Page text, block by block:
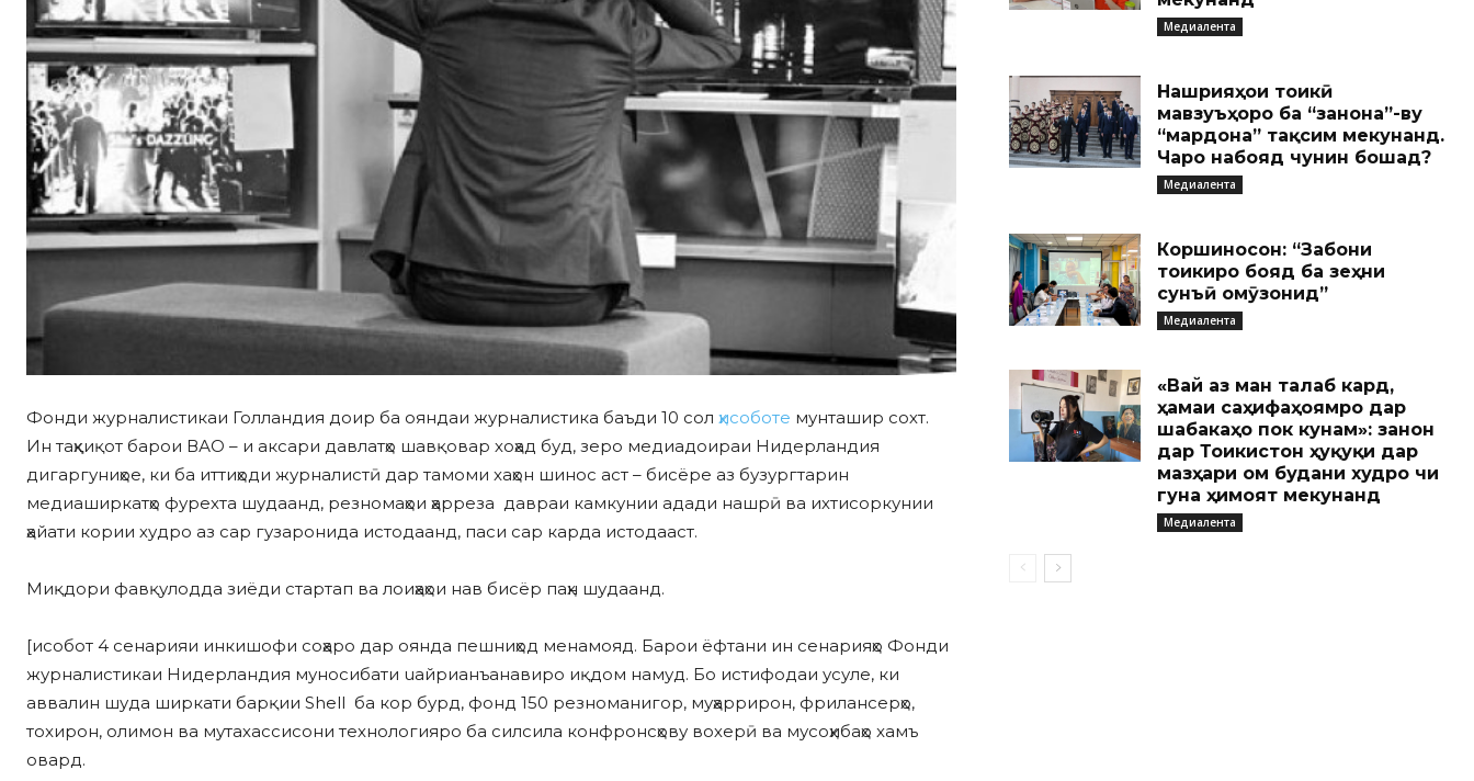
Фонди журналистикаи Голландия доир ба ояндаи журналистика баъди 10 сол ҳисоботе мунташир сохт.
Ин таҳқиқот барои ВАО – и аксари давлатҳо шавқовар хоҳад буд, зеро медиадоираи Нидерландия
дигаргуниҳое, ки ба иттиҳоди журналистӣ дар тамоми xаҳон шинос аст – бисёре аз бузургтарин
медиаширкатҳо фурeхта шудаанд, рeзномаҳои ҳаррeза давраи камкунии адади нашрӣ ва ихтисоркунии
ҳайати кории худро аз сар гузаронида истодаанд, паси сар карда истодааст.
Миқдори фавқулодда зиёди стартап ва лоиҳаҳои нав бисёр паҳн шудаанд.
[исобот 4 сенарияи инкишофи соҳаро дар оянда пешниҳод менамояд. Барои ёфтани ин сенарияҳо Фонди
журналистикаи Нидерландия муносибати uайрианъанавиро иқдом намуд. Бо истифодаи усуле, ки
аввалин шуда ширкати барқии Shell ба кор бурд, фонд 150 рeзноманигор, муҳаррирон, фрилансерҳо,
тоxирон, олимон ва мутахассисони технологияро ба силсила конфронсҳову вохeрӣ ва мусоҳибаҳо xамъ
овард.
Медиалента
Нашрияҳои тоҷикӣ
мавзуъҳоро ба “занона”-ву
“мардона” тақсим мекунанд.
Чаро набояд чунин бошад?
Медиалента
Коршиносон: “Забони
тоҷикиро бояд ба зеҳни
сунъӣ омӯзонид”
Медиалента
«Вай аз ман талаб кард,
ҳамаи саҳифаҳоямро дар
шабакаҳо пок кунам»: занон
дар Тоҷикистон ҳуқуқи дар
мазҳари ом будани худро чи
гуна ҳимоят мекунанд
Медиалента